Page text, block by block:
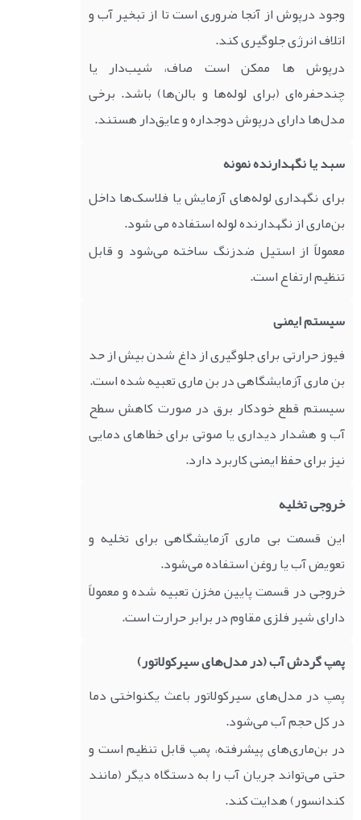
وجود درپوش از آنجا ضروری است تا از تبخیر آب و
اتلاف انرژی جلوگیری کند.
درپوش ها ممکن است صاف، شیب‌دار یا
چندحفره‌ای (برای لوله‌ها و بالن‌ها) باشد. برخی
مدل‌ها دارای درپوش دوجداره و عایق‌دار هستند.
سبد یا نگهدارنده نمونه
برای نگهداری لوله‌های آزمایش یا فلاسک‌ها داخل
بن‌ماری از نگهدارنده لوله استفاده می شود.
معمولاً از استیل ضدزنگ ساخته می‌شود و قابل
تنظیم ارتفاع است.
سیستم ایمنی
فیوز حرارتی برای جلوگیری از داغ شدن بیش از حد
بن ماری آزمایشگاهی در بن ماری تعبیه شده است.
سیستم قطع خودکار برق در صورت کاهش سطح
آب و هشدار دیداری یا صوتی برای خطاهای دمایی
نیز برای حفظ ایمنی کاربرد دارد.
خروجی تخلیه
این قسمت بی ماری آزمایشگاهی برای تخلیه و
تعویض آب یا روغن استفاده می‌شود.
خروجی در قسمت پایین مخزن تعبیه شده و معمولاً
دارای شیر فلزی مقاوم در برابر حرارت است.
پمپ گردش آب (در مدل‌های سیرکولاتور)
پمپ در مدل‌های سیرکولاتور باعث یکنواختی دما
در کل حجم آب می‌شود.
در بن‌ماری‌های پیشرفته، پمپ قابل تنظیم است و
حتی می‌تواند جریان آب را به دستگاه دیگر (مانند
کندانسور) هدایت کند.